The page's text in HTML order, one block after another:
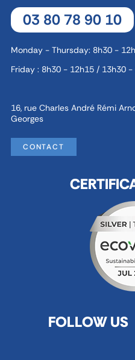
03 80 78 90 10
Monday - Thursday: 8h30 -
Friday : 8h30 - 12h15 / 13h30 -
16, rue Charles André Rémi
Georges
CONTACT
FOLLOW US